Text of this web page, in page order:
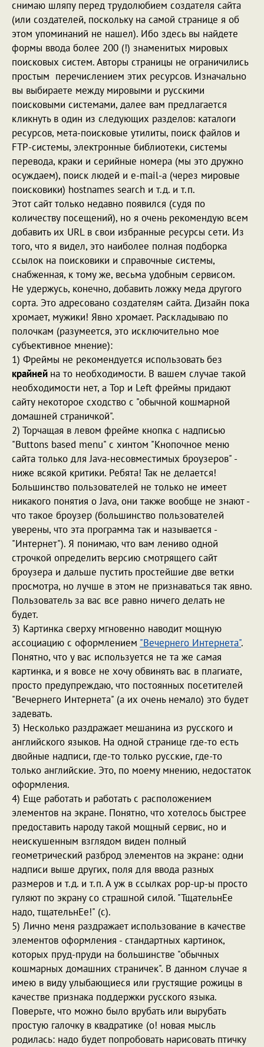
снимаю шляпу перед трудолюбием создателя сайта
(или создателей, поскольку на самой странице я об
этом упоминаний не нашел). Ибо здесь вы найдете
формы ввода более 200 (!) знаменитых мировых
поисковых систем. Авторы страницы не ограничились
простым перечислением этих ресурсов. Изначально
вы выбираете между мировыми и русскими
поисковыми системами, далее вам предлагается
кликнуть в один из следующих разделов: каталоги
ресурсов, мета-поисковые утилиты, поиск файлов и
FTP-системы, электронные библиотеки, системы
перевода, краки и серийные номера (мы это дружно
осуждаем), поиск людей и e-mail-а (через мировые
поисковики) hostnames search и т.д. и т.п.
Этот сайт только недавно появился (судя по
количеству посещений), но я очень рекомендую всем
добавить их URL в свои избранные ресурсы сети. Из
того, что я видел, это наиболее полная подборка
ссылок на поисковики и справочные системы,
снабженная, к тому же, весьма удобным сервисом.
Не удержусь, конечно, добавить ложку меда другого
сорта. Это адресовано создателям сайта. Дизайн пока
хромает, мужики! Явно хромает. Раскладываю по
полочкам (разумеется, это исключительно мое
субъективное мнение):
1) Фреймы не рекомендуется использовать без
крайней на то необходимости. В вашем случае такой
необходимости нет, а Top и Left фреймы придают
сайту некоторое сходство с "обычной кошмарной
домашней страничкой".
2) Торчащая в левом фрейме кнопка с надписью
"Buttons based menu" с хинтом "Кнопочное меню
сайта только для Java-несовместимых броузеров" -
ниже всякой критики. Ребята! Так не делается!
Большинство пользователей не только не имеет
никакого понятия о Java, они также вообще не знают -
что такое броузер (большинство пользователей
уверены, что эта программа так и называется -
"Интернет"). Я понимаю, что вам лениво одной
строчкой определить версию смотрящего сайт
броузера и дальше пустить простейшие две ветки
просмотра, но лучше в этом не признаваться так явно.
Пользователь за вас все равно ничего делать не
будет.
3) Картинка сверху мгновенно наводит мощную
ассоциацию с оформлением "Вечернего Интернета".
Понятно, что у вас используется не та же самая
картинка, и я вовсе не хочу обвинять вас в плагиате,
просто предупреждаю, что постоянных посетителей
"Вечернего Интернета" (а их очень немало) это будет
задевать.
3) Несколько раздражает мешанина из русского и
английского языков. На одной странице где-то есть
двойные надписи, где-то только русские, где-то
только английские. Это, по моему мнению, недостаток
оформления.
4) Еще работать и работать с расположением
элементов на экране. Понятно, что хотелось быстрее
предоставить народу такой мощный сервис, но и
неискушенным взглядом виден полный
геометрический разброд элементов на экране: одни
надписи выше других, поля для ввода разных
размеров и т.д. и т.п. А уж в ссылках pop-up-ы просто
гуляют по экрану со страшной силой. "ТщательнЕе
надо, тщательнЕе!" (с).
5) Лично меня раздражает использование в качестве
элементов оформления - стандартных картинок,
которых пруд-пруди на большинстве "обычных
кошмарных домашних страничек". В данном случае я
имею в виду улыбающиеся или грустящие рожицы в
качестве признака поддержки русского языка.
Поверьте, что можно было врубать или вырубать
простую галочку в квадратике (о! новая мысль
родилась: надо будет попробовать нарисовать птичку